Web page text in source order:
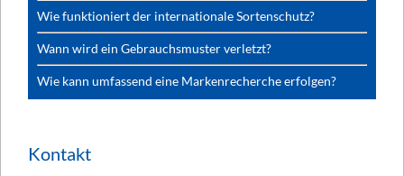
Wie funktioniert der internationale Sortenschutz?
Wann wird ein Gebrauchsmuster verletzt?
Wie kann umfassend eine Markenrecherche erfolgen?
Kontakt